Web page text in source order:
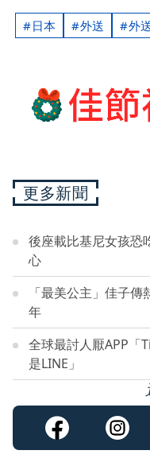
日本 外送 外
更多新聞
後座載比基尼女孩
心
「最美公主」佳子
年
全球最討人厭APP
是LINE」